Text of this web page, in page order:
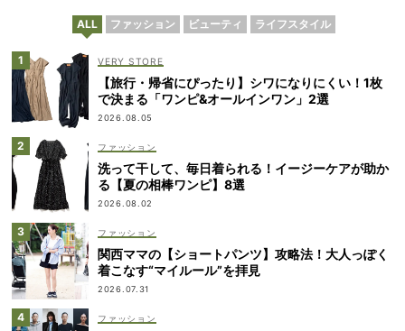
ALL ファッション ビューティ ライフスタイル
VERY STORE
【旅行・帰省にぴったり】シワになりにくい！1枚
で決まる「ワンピ&オールインワン」2選
2026.08.05
ファッション
洗って干して、毎日着られる！イージーケアが助か
る【夏の相棒ワンピ】8選
2026.08.02
ファッション
関西ママの【ショートパンツ】攻略法！大人っぽく
着こなす“マイルール”を拝見
2026.07.31
ファッション